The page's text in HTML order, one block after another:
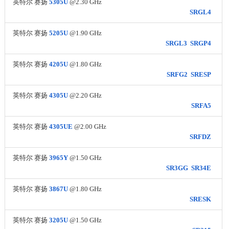
英特尔 赛扬 5305U @2.30 GHz
SRGL4
英特尔 赛扬 5205U@1.90 GHz
SRGL3 SRGP4
英特尔 赛扬 4205U@1.80 GHz
SRFG2 SRESP
英特尔 赛扬 4305U@2.20 GHz
SRFA5
英特尔 赛扬 4305UE @2.00 GHz
SRFDZ
英特尔 赛扬 3965Y@1.50 GHz
SR3GG SR34E
英特尔 赛扬 3867U@1.80 GHz
SRESK
英特尔 赛扬 3205U@1.50 GHz